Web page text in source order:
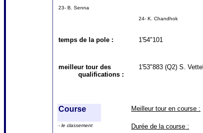
23- B. Senna
24- K. Chandhok
temps de la pole : 1'54"101
meilleur tour des
qualifications :
1'53"883 (Q2) S. Vettel
Course Meilleur tour en course :
- le classement Durée de la course :